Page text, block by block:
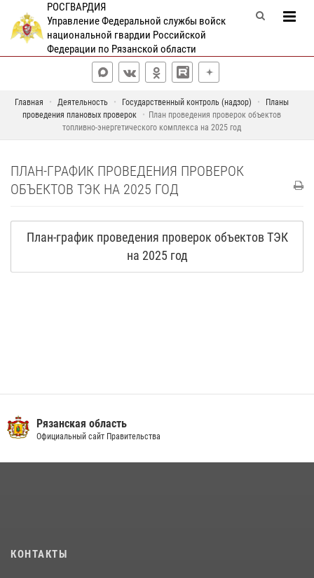
РОСГВАРДИЯ
Управление Федеральной службы войск
национальной гвардии Российской
Федерации по Рязанской области
Главная Деятельность Государственный контроль (надзор)
Планы
проведения плановых проверок
План проведения проверок объектов
топливно-энергетического комплекса на 2025 год
ПЛАН-ГРАФИК ПРОВЕДЕНИЯ ПРОВЕРОК
ОБЪЕКТОВ ТЭК НА 2025 ГОД
План-график проведения проверок объектов ТЭК
на 2025 год
Рязанская область
Официальный сайт Правительства
КОНТАКТЫ